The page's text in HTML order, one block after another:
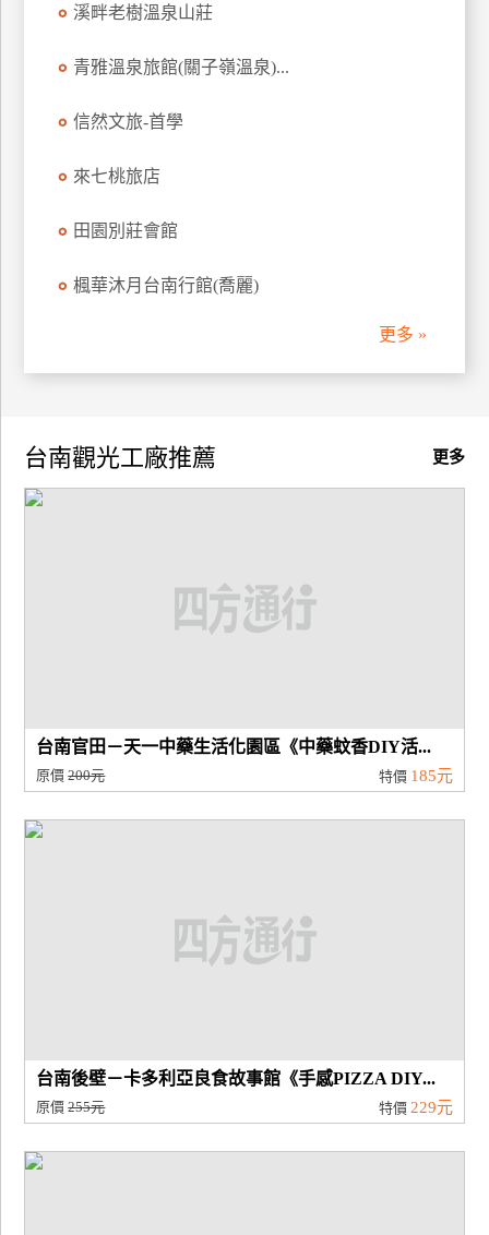
飯
作
計
商
溪畔老樹溫泉山莊
青雅溫泉旅館(關子嶺溫泉)...
信然文旅-首學
來七桃旅店
田園別莊會館
楓華沐月台南行館(喬麗)
更多 »
更多
台南觀光工廠推薦
台南官田－天一中藥生活化園區《中藥蚊香DIY活...
原價200元 特價 185元
台南後壁－卡多利亞良食故事館《手感PIZZA DIY...
原價255元 特價 229元